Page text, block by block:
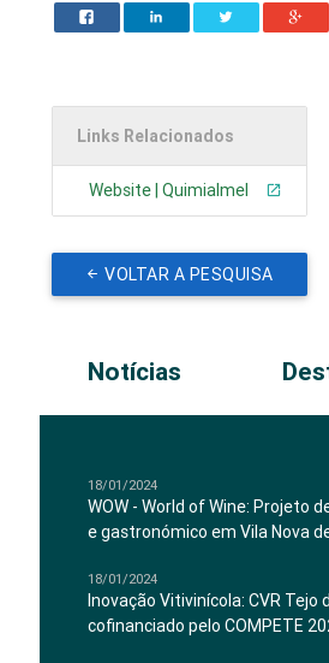
Links Relacionados
Website | Quimialmel
VOLTAR A PESQUISA
Notícias
18/01/2024
WOW - World of Wine: Projeto
e gastronómico em Vila Nova
18/01/2024
Inovação Vitivinícola: CVR Tejo
cofinanciado pelo COMPETE